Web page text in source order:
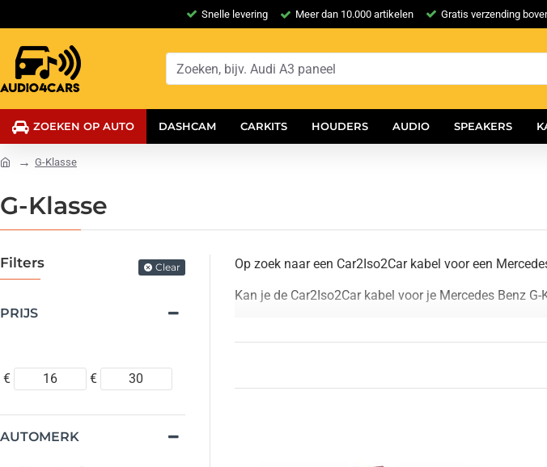
Snelle levering Meer dan 10.000 artikelen Gratis verzending
ZOEKEN OP AUTO DASHCAM CARKITS HOUDERS AUDIO SPEAKERS
G-Klasse
G-Klasse
Filters Clear
PRIJS
€ €
AUTOMERK
Op zoek naar een Car2Iso2Car kabel voor een
Kan je de Car2Iso2Car kabel voor je Mercedes Benz